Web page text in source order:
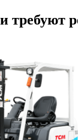
требуют